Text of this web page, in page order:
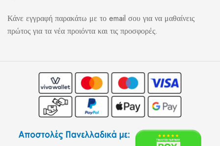
Κάνε εγγραφή παρακάτω με το email σου για να μαθαίνεις
πρώτος για τα νέα προιόντα και τις προσφορές.